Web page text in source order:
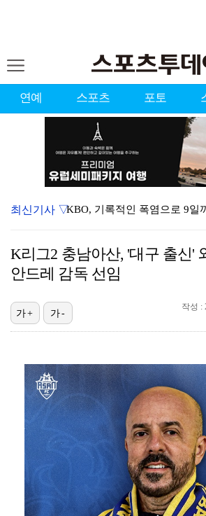
연예 스포츠 포토
최신기사 ▽
K리그2 충남아산, '대구 출신'
안드레 감독 선임
작성 :
가+ 가-